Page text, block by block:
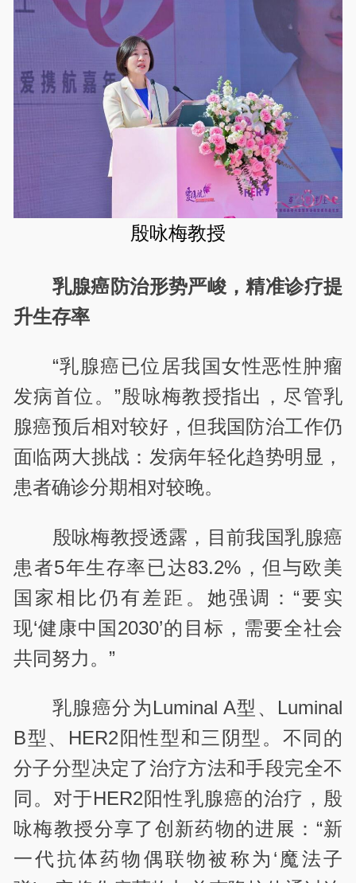
殷咏梅教授
乳腺癌防治形势严峻，精准诊疗提
升生存率
“乳腺癌已位居我国女性恶性肿瘤
发病首位。”殷咏梅教授指出，尽管乳
腺癌预后相对较好，但我国防治工作仍
面临两大挑战：发病年轻化趋势明显，
患者确诊分期相对较晚。
殷咏梅教授透露，目前我国乳腺癌
患者5年生存率已达83.2%，但与欧美
国家相比仍有差距。她强调：“要实
现‘健康中国2030’的目标，需要全社会
共同努力。”
乳腺癌分为Luminal A型、Luminal
B型、HER2阳性型和三阴型。不同的
分子分型决定了治疗方法和手段完全不
同。对于HER2阳性乳腺癌的治疗，殷
咏梅教授分享了创新药物的进展：“新
一代抗体药物偶联物被称为‘魔法子